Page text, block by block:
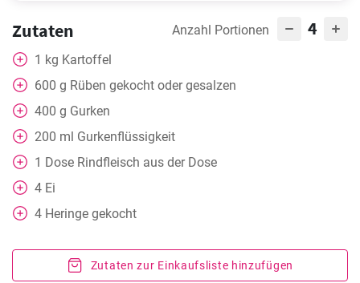
Zutaten Anzahl Portionen 4
1 kg Kartoffel
600 g Rüben gekocht oder gesalzen
400 g Gurken
200 ml Gurkenflüssigkeit
1 Dose Rindfleisch aus der Dose
4 Ei
4 Heringe gekocht
Zutaten zur Einkaufsliste hinzufügen